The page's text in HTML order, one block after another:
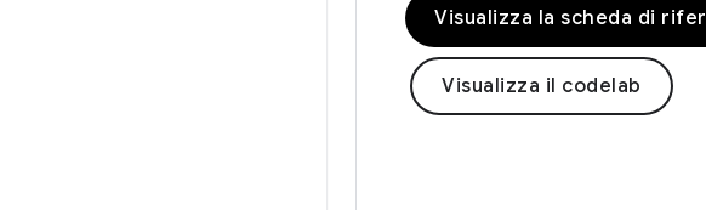
Visualizza la scheda di
Visualizza il codelab